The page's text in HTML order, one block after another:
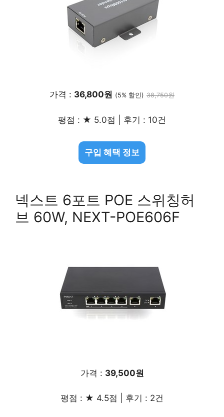
가격 : 36,800원 (5% 할인) 38,750원
평점 : ★ 5.0점 | 후기 : 10건
구입 혜택 정보
넥스트 6포트 POE 스위칭허
브 60W, NEXT-POE606F
가격 : 39,500원
평점 : ★ 4.5점 | 후기 : 2건